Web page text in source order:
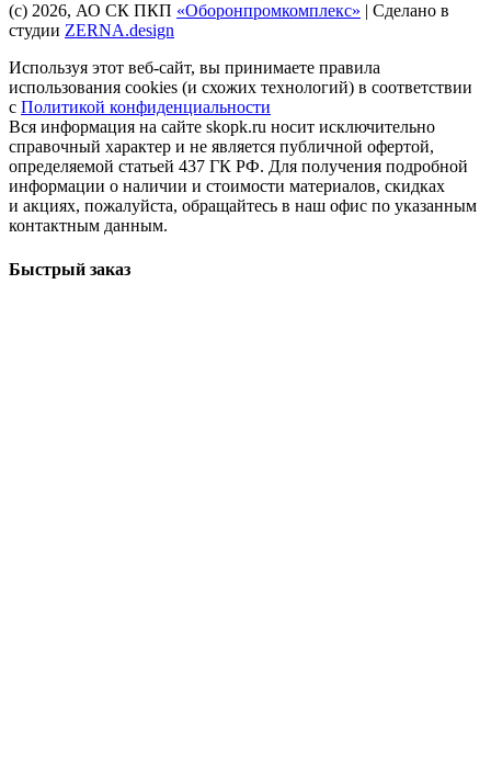
(с) 2026, АО СК ПКП «Оборонпромкомплекс» | Сделано в
студии ZERNA.design
Используя этот веб-сайт, вы принимаете правила
использования cookies (и схожих технологий) в соответствии
с Политикой конфиденциальности
Вся информация на сайте skopk.ru носит исключительно
справочный характер и не является публичной офертой,
определяемой статьей 437 ГК РФ. Для получения подробной
информации о наличии и стоимости материалов, скидках
и акциях, пожалуйста, обращайтесь в наш офис по указанным
контактным данным.
Быстрый заказ